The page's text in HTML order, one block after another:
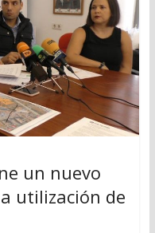
un nuevo
utilización de